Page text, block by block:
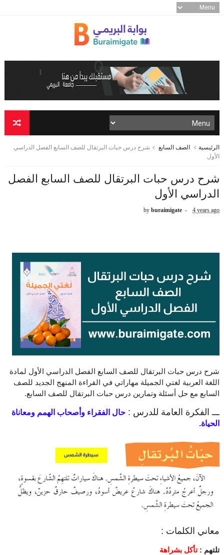
الرئيسية الصف السابع
شرح درس حبات البرتقال للصف السابع الفصل الدراسي
الأول
شرح درس حبات البرتقال للصف السابع الفصل
الدراسي الأول
byburaimigate 4 years ago
شرح درس حبات البرتقال للصف السابع الفصل الدراسي الأول لمادة
اللغة العربية لغتي الجميلة مهاراتي في القراءة المنهج الجديد للصف
السابع مع حل أسئلة وتمارين درس حبات البرتقال للصف السابع.
ـــ الفكرة العامة للدرس : حال الفقراء وأصحاب الهمم ومعاناة
الحياة.
معاني الكلمات :
تلتهم :تأكل بشراهة